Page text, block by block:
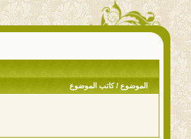
الموضوع /كاتب الموضوع